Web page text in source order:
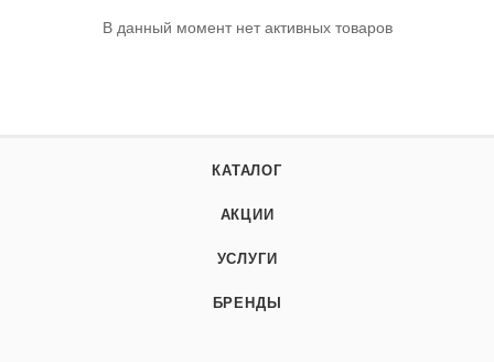
В данный момент нет активных товаров
КАТАЛОГ
АКЦИИ
УСЛУГИ
БРЕНДЫ